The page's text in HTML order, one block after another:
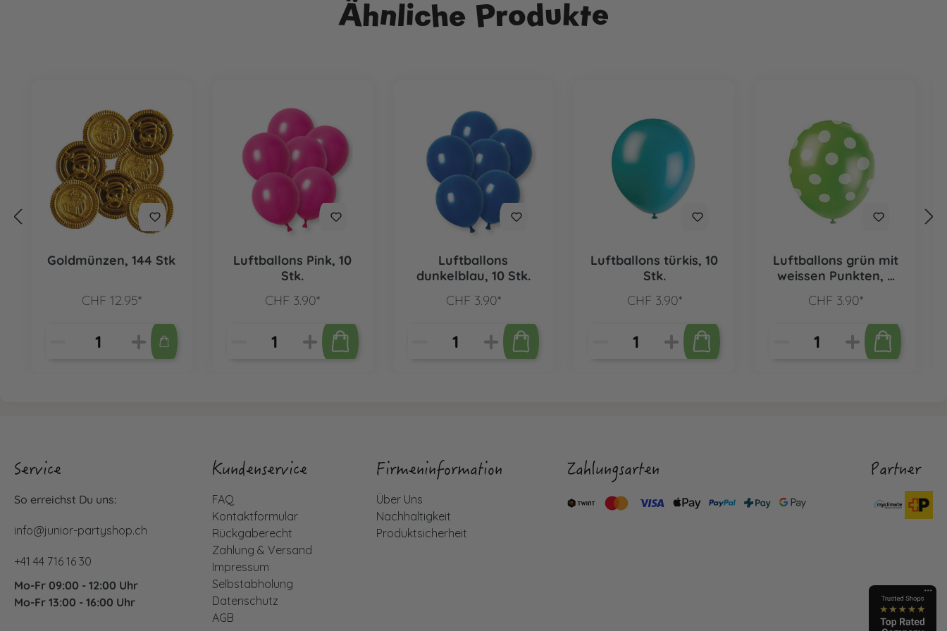
Ähnliche Produkte
Goldmünzen, 144 Stk
CHF 12.95*
Luftballons Pink, 10
Stk.
CHF 3.90*
Luftballons
dunkelblau, 10 Stk.
CHF 3.90*
Luftballons türkis, 10
Stk.
CHF 3.90*
Luftballons grün mit
weissen Punkten, 6
CHF 3.90*
Service
So erreichst Du uns:
info@junior-partyshop.ch
+41 44 716 16 30
Mo-Fr 09:00 - 12:00 Uhr
Mo-Fr 13:00 - 16:00 Uhr
Kundenservice
FAQ
Kontaktformular
Rückgaberecht
Zahlung & Versand
Impressum
Selbstabholung
Datenschutz
AGB
Firmeninformation
Über Uns
Nachhaltigkeit
Produktsicherheit
Zahlungsarten Partner